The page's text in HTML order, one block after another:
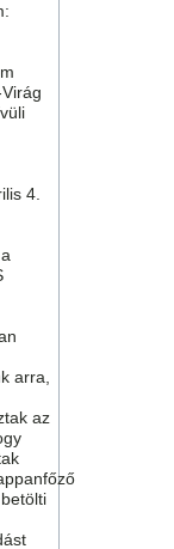
4.
arra,
az